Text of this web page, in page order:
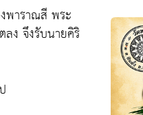
พาราณสี พระ
ง จึงรับนายคิริ